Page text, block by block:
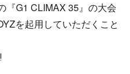
『G1 CLIMAX 35』の大会
を起用していただくこと